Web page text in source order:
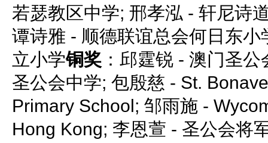
若瑟教区中学; 邢孝泓 - 轩尼诗
谭诗雅 - 顺德联谊总会何日东
立小学铜奖 ：邱霆锐 - 澳门圣
圣公会中学; 包殷慈 - St.
Primary School; 邹雨施 -
Hong Kong; 李恩萱 - 圣公会将